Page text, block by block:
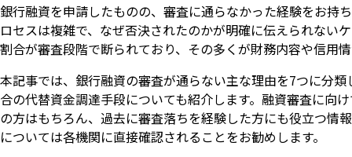
銀行融資を申請したものの、審査に通らなかった経験をお持
ロセスは複雑で、なぜ否決されたのかが明確に伝えられない
割合が審査段階で断られており、その多くが財務内容や信用
本記事では、銀行融資の審査が通らない主な理由を7つに分
合の代替資金調達手段についても紹介します。融資審査に向
の方はもちろん、過去に審査落ちを経験した方にも役立つ情
については各機関に直接確認されることをお勧めします。